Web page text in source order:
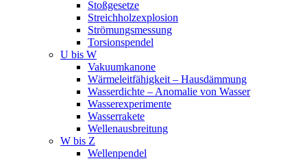
Stoßgesetze
Streichholzexplosion
Strömungsmessung
Torsionspendel
U bis W
Vakuumkanone
Wärmeleitfähigkeit – Hausdämmung
Wasserdichte – Anomalie von Wasser
Wasserexperimente
Wasserrakete
Wellenausbreitung
W bis Z
Wellenpendel